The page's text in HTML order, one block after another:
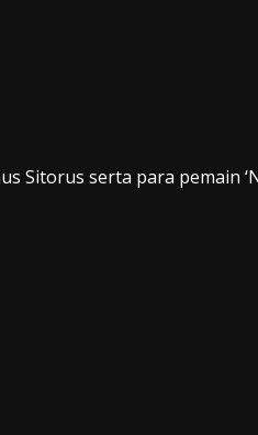
Sitorus serta para pemain